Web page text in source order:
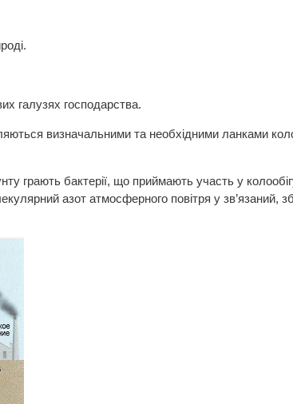
галузях господарства.
визначальними та необхідними ланками
грають бактерії, що приймають участь у
азот атмосферного повітря у зв’язаний,